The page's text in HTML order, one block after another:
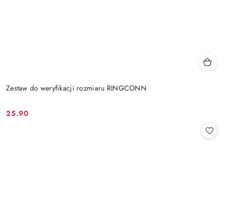
Zestaw do weryfikacji rozmiaru RINGCONN
Cena:
25.90